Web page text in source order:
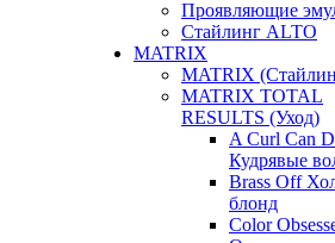
Проявляющие
Стайлинг ALTO
MATRIX
MATRIX
MATRIX TOTAL
RESULTS (Уход)
A Curl Can
Кудрявые
Brass Off
блонд
Color